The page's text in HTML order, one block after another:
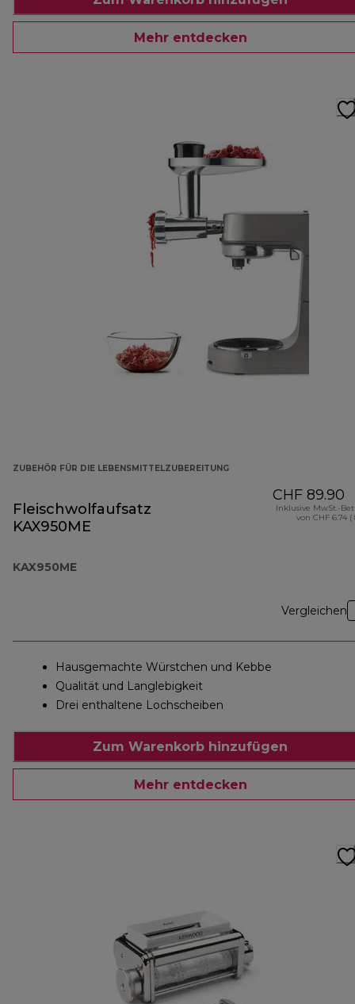
Mehr entdecken
ZUBEHÖR FÜR DIE LEBENSMITTELZUBEREITUNG
Fleischwolfaufsatz
KAX950ME
KAX950ME
CHF 89.90
Inklusive MwSt.-
von CHF 6.74 (
Vergleichen
Hausgemachte Würstchen und Kebbe
Qualität und Langlebigkeit
Drei enthaltene Lochscheiben
Zum Warenkorb hinzufügen
Mehr entdecken